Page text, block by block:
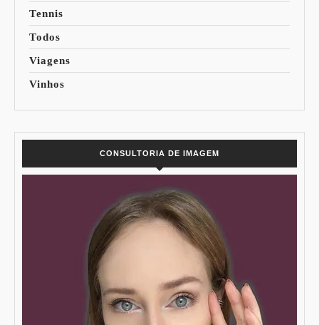
Tennis
Todos
Viagens
Vinhos
CONSULTORIA DE IMAGEM